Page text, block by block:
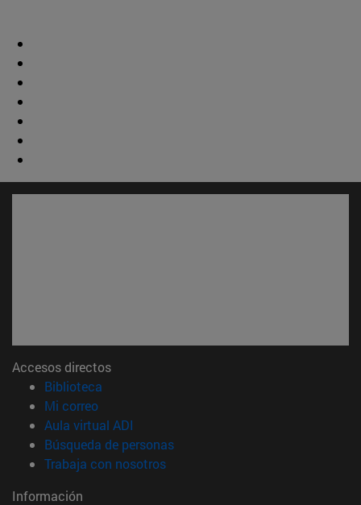
Accesos directos
Biblioteca
Mi correo(abre en nueva ventana)
Aula virtual ADI
Búsqueda de personas(abre en nueva ventana)
Trabaja con nosotros(abre en nueva ventana)
Información